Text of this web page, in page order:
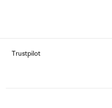
Trustpilot